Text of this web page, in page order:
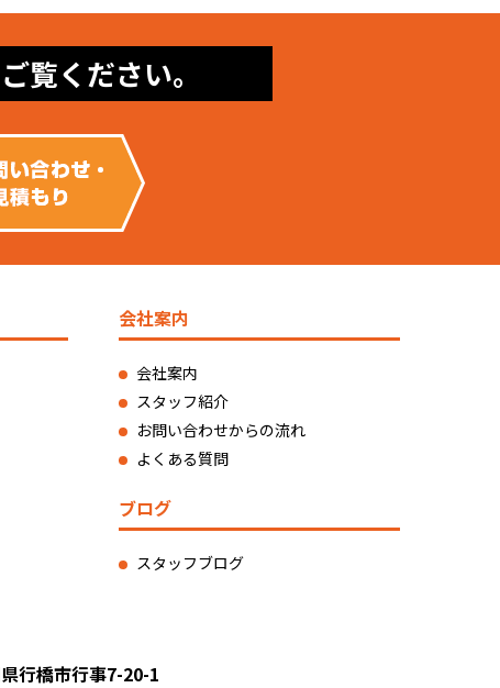
覧ください。
会社案内
会社案内
スタッフ紹介
お問い合わせからの流れ
よくある質問
ブログ
スタッフブログ
行橋市行事7-20-1